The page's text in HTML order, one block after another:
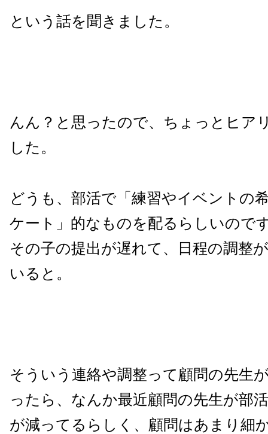
という話を聞きました。
んん？と思ったので、ちょっとヒア
した。
どうも、部活で「練習やイベントの
ケート」的なものを配るらしいので
その子の提出が遅れて、日程の調整
いると。
そういう連絡や調整って顧問の先生
ったら、なんか最近顧問の先生が部
が減ってるらしく、顧問はあまり細